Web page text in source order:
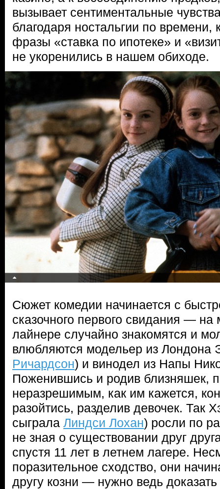
вызывает сентиментальные
благодаря ностальгии по времени,
фразы «ставка по ипотеке» и
не укоренились в нашем обиходе.
Сюжет комедии начинается с
сказочного первого свидания —
лайнере случайно знакомятся и
влюбляются модельер из Лондона
Ричардсон) и винодел из Напы
Поженившись и родив близняшек,
неразрешимым, как им кажется,
разойтись, разделив девочек. Так
сыграла Линдси Лохан) росли по
не зная о существовании друг
спустя 11 лет в летнем лагере.
поразительное сходство, они
другу козни — нужно ведь